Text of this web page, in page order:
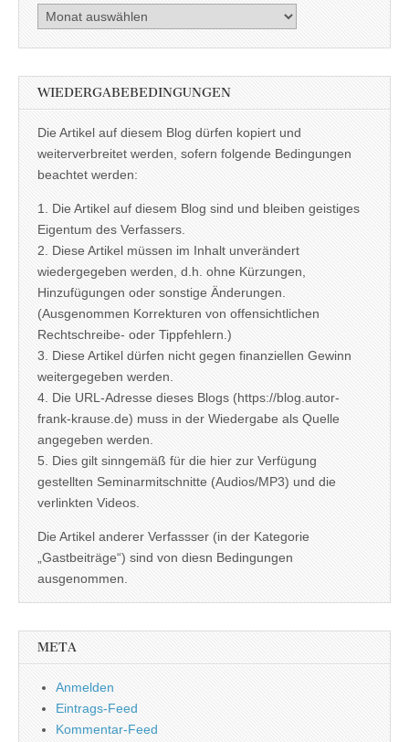
Archiv
WIEDERGABEBEDINGUNGEN
Die Artikel auf diesem Blog dürfen kopiert und
weiterverbreitet werden, sofern folgende Bedingungen
beachtet werden:
1. Die Artikel auf diesem Blog sind und bleiben geistiges
Eigentum des Verfassers.
2. Diese Artikel müssen im Inhalt unverändert
wiedergegeben werden, d.h. ohne Kürzungen,
Hinzufügungen oder sonstige Änderungen.
(Ausgenommen Korrekturen von offensichtlichen
Rechtschreibe- oder Tippfehlern.)
3. Diese Artikel dürfen nicht gegen finanziellen Gewinn
weitergegeben werden.
4. Die URL-Adresse dieses Blogs (https://blog.autor-
frank-krause.de) muss in der Wiedergabe als Quelle
angegeben werden.
5. Dies gilt sinngemäß für die hier zur Verfügung
gestellten Seminarmitschnitte (Audios/MP3) und die
verlinkten Videos.
Die Artikel anderer Verfassser (in der Kategorie
„Gastbeiträge“) sind von diesn Bedingungen
ausgenommen.
META
Anmelden
Eintrags-Feed
Kommentar-Feed